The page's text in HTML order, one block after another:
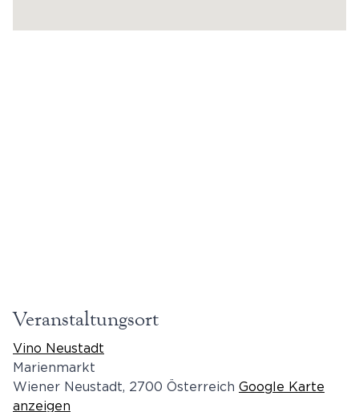
Veranstaltungsort
Vino Neustadt
Marienmarkt
Wiener Neustadt, 2700 Österreich Google Karte
anzeigen